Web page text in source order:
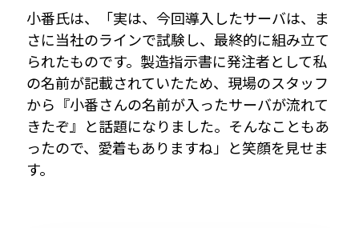
小番氏は、「実は、今回導入したサーバは、ま
さに当社のラインで試験し、最終的に組み立て
られたものです。製造指示書に発注者として私
の名前が記載されていたため、現場のスタッフ
から『小番さんの名前が入ったサーバが流れて
きたぞ』と話題になりました。そんなこともあ
ったので、愛着もありますね」と笑顔を見せま
す。